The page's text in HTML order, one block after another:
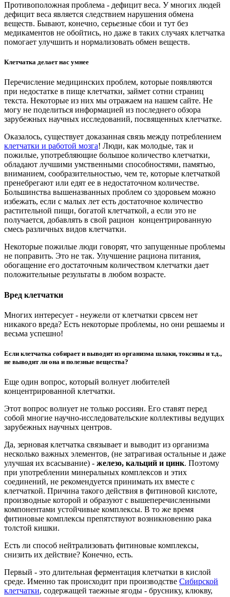
Противоположная проблема - дефицит веса. У многих людей
дефицит веса является следствием нарушения обмена
веществ. Бывают, конечно, серьезные сбои и тут без
медикаментов не обойтись, но даже в таких случаях клетчатка
помогает улучшить и нормализовать обмен веществ.
Клетчатка делает нас умнее
Перечисление медицинских проблем, которые появляются
при недостатке в пище клетчатки, займет сотни страниц
текста. Некоторые из них мы отражаем на нашем сайте. Не
могу не поделиться информацией из последнего обзора
зарубежных научных исследований, посвященных клетчатке.
Оказалось, существует доказанная связь между потреблением
клетчатки и работой мозга! Люди, как молодые, так и
пожилые, употребляющие большое количество клетчатки,
обладают лучшими умственными способностями, памятью,
вниманием, сообразительностью, чем те, которые клетчаткой
пренебрегают или едят ее в недостаточном количестве.
Большинства вышеназванных проблем со здоровьем можно
избежать, если с малых лет есть достаточное количество
растительной пищи, богатой клетчаткой, а если это не
получается, добавлять в свой рацион концентрированную
смесь различных видов клетчатки.
Некоторые пожилые люди говорят, что запущенные проблемы
не поправить. Это не так. Улучшение рациона питания,
обогащение его достаточным количеством клетчатки дает
положительные результаты в любом возрасте.
Вред клетчатки
Многих интересует - неужели от клетчатки срвсем нет
никакого вреда? Есть некоторые проблемы, но они решаемы и
весьма успешно!
Если клетчатка собирает и выводит из организма шлаки, токсины и т.д.,
не выводит ли она и полезные вещества?
Еще один вопрос, который волнует любителей
концентрированной клетчатки.
Этот вопрос волнует не только россиян. Его ставят перед
собой многие научно-исследовательские коллективы ведущих
зарубежных научных центров.
Да, зерновая клетчатка связывает и выводит из организма
несколько важных элементов, (не затрагивая остальные и даже
улучшая их всасывание) - железо, кальций и цинк. Поэтому
при употреблении минеральных комплексов и этих
соединений, не рекомендуется принимать их вместе с
клетчаткой. Причина такого действия в фитиновой кислоте,
производные которой и образуют с вышеперечисленными
компонентами устойчивые комплексы. В то же время
фитиновые комплексы препятствуют возникновению рака
толстой кишки.
Есть ли способ нейтрализовать фитиновые комплексы,
снизить их действие? Конечно, есть.
Первый - это длительная ферментация клетчатки в кислой
среде. Именно так происходит при производстве Сибирской
клетчатки, содержащей таежные ягоды - бруснику, клюкву,